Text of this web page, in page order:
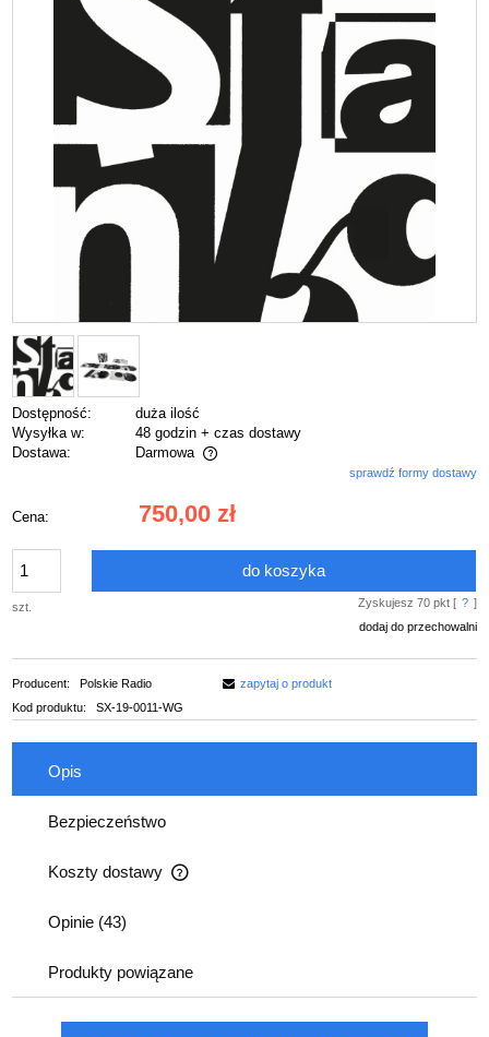
Dostępność:
duża ilość
Wysyłka w:
48 godzin + czas dostawy
Dostawa:
Darmowa
Cena nie zawiera ewentualnych kosztów płatnościsprawdź formy dostawy
Cena: 750,00 zł
szt.
do koszyka
Zyskujesz 70pkt [ ? ]
dodaj do przechowalni
Producent:
Polskie Radio
Kod produktu:
SX-19-0011-WG
zapytaj o produkt
Opis
Bezpieczeństwo
Koszty dostawy
Cena nie zawiera ewentualnych kosztów płatności
Opinie (43)
Produkty powiązane